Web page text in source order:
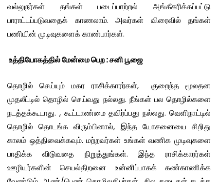
வல்லுநர்கள் தங்கள் படைப்பாற்றல் அங்கீகரிக்கப்பட்டு
பாராட்டப்படுவதைக் காணலாம். அவர்கள் விரைவில் தங்கள்
பணியின் முடிவுகளைக் காண்பார்கள்.
உத்தியோகத்தில் மேன்மை பெற : சனி பூஜை
தொழில் செய்யும் மகர ராசிக்காரர்கள், குறைந்த மூலதன
முதலீட்டில் தொழில் செய்வது நல்லது. நீங்கள் பல தொழில்களை
நடத்தக்கூடாது. , கூட்டாண்மை தவிர்ப்பது நல்லது. வெளிநாட்டில்
தொழில் தொடங்க விரும்பினால், இந்த யோசனையை சிறிது
காலம் ஒத்திவைக்கவும். மற்றவர்கள் உங்கள் வணிக முடிவுகளை
பாதிக்க விடுவதை நிறுத்துங்கள். இந்த ராசிக்காரர்கள்
ஊழியர்களின் செயல்திறனை உன்னிப்பாகக் கண்காணிக்க